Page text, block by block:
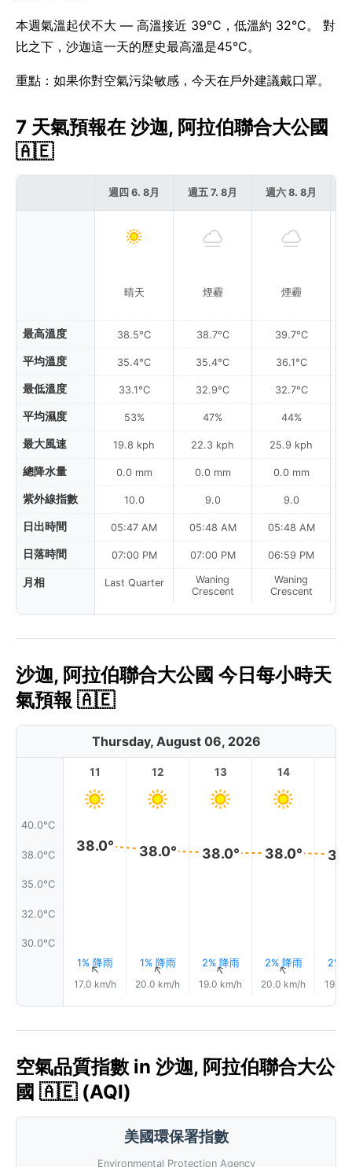
本週氣溫起伏不大 — 高溫接近 39°C，低溫約 32°C。 對
比之下，沙迦這一天的歷史最高溫是45°C。
重點：如果你對空氣污染敏感，今天在戶外建議戴口罩。
7 天氣預報在 沙迦, 阿拉伯聯合大公國
🇦🇪
最高溫度
平均溫度
最低溫度
平均濕度
最大風速
總降水量
紫外線指數
日出時間
日落時間
月相
週四 6. 8月
晴天
38.5°C
35.4°C
33.1°C
53%
19.8 kph
0.0 mm
10.0
05:47 AM
07:00 PM
Last Quarter
週五 7. 8月
煙霾
38.7°C
35.4°C
32.9°C
47%
22.3 kph
0.0 mm
9.0
05:48 AM
07:00 PM
Waning
Crescent
週六 8. 8月
煙霾
39.7°C
36.1°C
32.7°C
44%
25.9 kph
0.0 mm
9.0
05:48 AM
06:59 PM
Waning
Crescent
沙迦, 阿拉伯聯合大公國 今日每小時天
氣預報 🇦🇪
Thursday, August 06, 2026
40.0°C
38.0°C
35.0°C
32.0°C
30.0°C
11
38.0°
1% 降雨
↑
17.0 km/h
12
38.0°
1% 降雨
↑
20.0 km/h
13
38.0°
2% 降雨
↑
19.0 km/h
14
38.0°
2% 降雨
↑
20.0 km/h
2%
19.0
空氣品質指數 in 沙迦, 阿拉伯聯合大公
國 🇦🇪 (AQI)
美國環保署指數
Environmental Protection Agency